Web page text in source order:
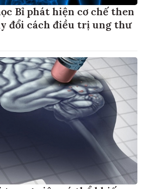
Bỉ phát hiện cơ chế then
đổi cách điều trị ung thư